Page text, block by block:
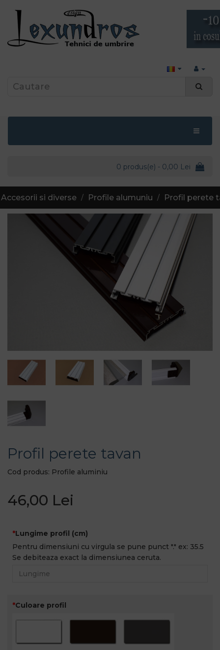
0 produs(e) - 0,00 Lei
Accesorii si diverse Profile alumuniu Profil perete
Profil perete tavan
Cod produs: Profile aluminiu
46,00 Lei
Lungime profil (cm)
Pentru dimensiuni cu virgula se pune punct "." ex: 35.5
Se debiteaza exact la dimensiunea ceruta.
Culoare profil